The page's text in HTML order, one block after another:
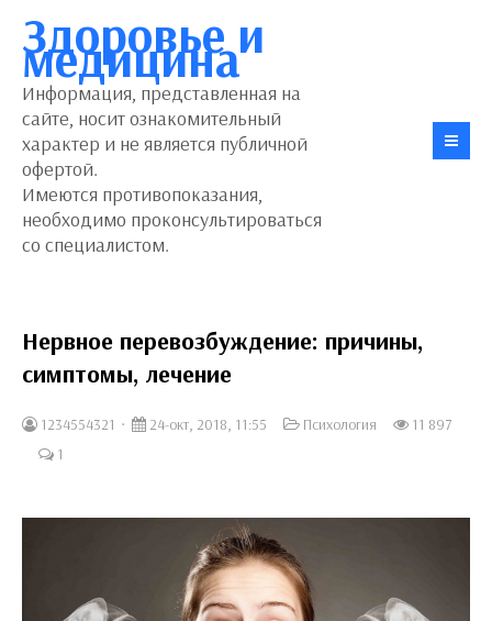
Здоровье и
медицина
Информация, представленная на
сайте, носит ознакомительный
характер и не является публичной
офертой.
Имеются противопоказания,
необходимо проконсультироваться
со специалистом.
Нервное перевозбуждение: причины,
симптомы, лечение
1234554321 24-окт, 2018, 11:55 Психология
11 897
1